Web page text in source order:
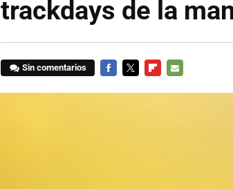
trackdays de la
Sin comentarios